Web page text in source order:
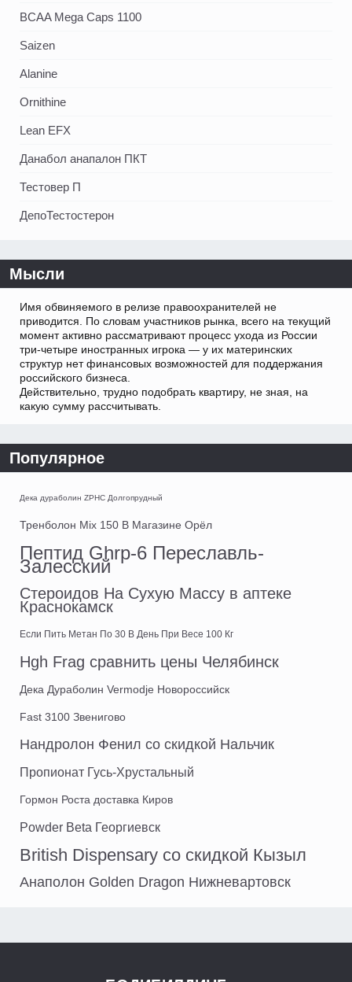
BCAA Mega Caps 1100
Saizen
Alanine
Ornithine
Lean EFX
Данабол анапалон ПКТ
Тестовер П
ДепоТестостерон
Мысли
Имя обвиняемого в релизе правоохранителей не
приводится. По словам участников рынка, всего на текущий
момент активно рассматривают процесс ухода из России
три-четыре иностранных игрока — у их материнских
структур нет финансовых возможностей для поддержания
российского бизнеса.
Действительно, трудно подобрать квартиру, не зная, на
какую сумму рассчитывать.
Популярное
Дека дураболин ZPHC Долгопрудный
Тренболон Mix 150 В Магазине Орёл
Пептид Ghrp-6 Переславль-
Залесский
Стероидов На Сухую Массу в аптеке
Краснокамск
Если Пить Метан По 30 В День При Весе 100 Кг
Hgh Frag сравнить цены Челябинск
Дека Дураболин Vermodje Новороссийск
Fast 3100 Звенигово
Нандролон Фенил со скидкой Нальчик
Пропионат Гусь-Хрустальный
Гормон Роста доставка Киров
Powder Beta Георгиевск
British Dispensary со скидкой Кызыл
Анаполон Golden Dragon Нижневартовск